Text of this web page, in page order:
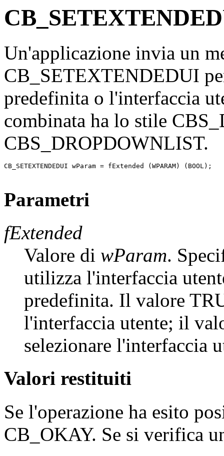
Un'applicazione invia un
CB_SETEXTENDEDUI
predefinita o l'interfaccia
combinata ha lo stile
CBS_DROPDOWNLIST.
CB_SETEXTENDEDUI wParam = fExtended
Parametri
fExtended
Valore di wParam.
utilizza l'interfaccia
predefinita. Il valore
l'interfaccia utente; il
selezionare l'interfaccia
Valori restituiti
Se l'operazione ha esito
CB_OKAY. Se si verifica